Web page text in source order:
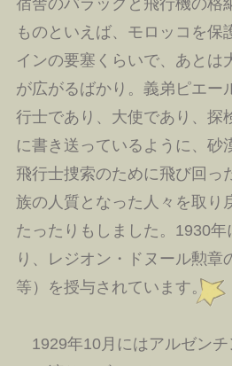
宿舎のバラックと飛行機の格
ものといえば、モロッコを保
インの要塞くらいで、あとは
が広がるばかり。義弟ピエー
行士であり、大使であり、探
に書き送っているように、砂
飛行士捜索のために飛び回っ
族の人質となった人々を取り
たったりもしました。1930年
り、レジオン・ドヌール勲章
等）を授与されています。
1929年10月にはアルゼンチ